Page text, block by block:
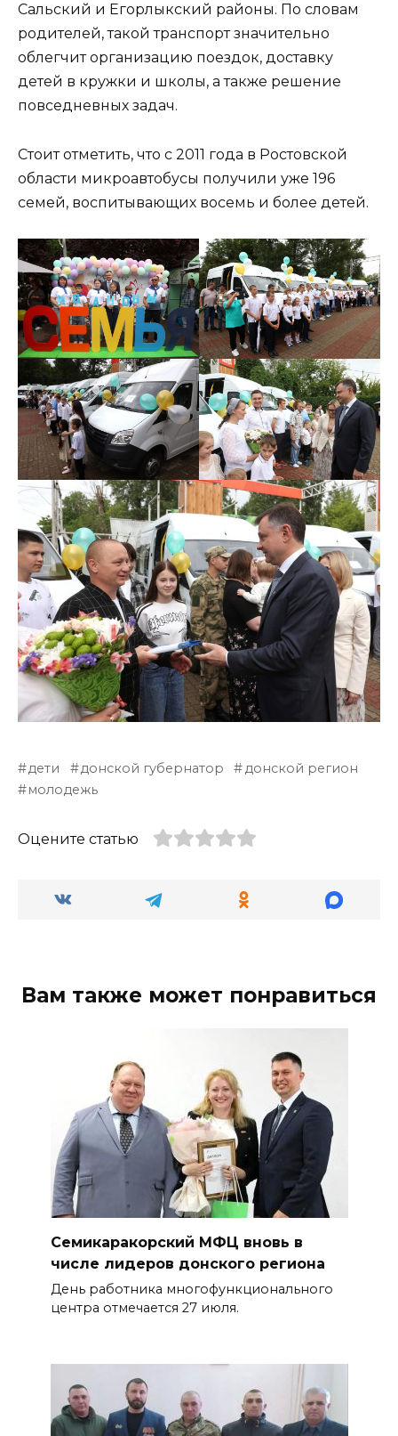
Сальский и Егорлыкский районы. По словам
родителей, такой транспорт значительно
облегчит организацию поездок, доставку
детей в кружки и школы, а также решение
повседневных задач.
Стоит отметить, что с 2011 года в Ростовской
области микроавтобусы получили уже 196
семей, воспитывающих восемь и более детей.
дети донской губернатор
донской регион
молодежь
Оцените статью
Вам также может понравиться
Семикаракорский МФЦ вновь в
числе лидеров донского региона
День работника многофункционального
центра отмечается 27 июля.